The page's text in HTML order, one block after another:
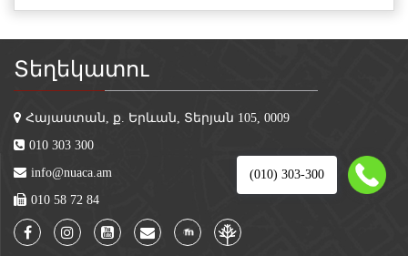
(010) 303-300
Տեղեկատու
Հայաստան, ք. Երևան, Տերյան 105, 0009
010 303 300
info@nuaca.am
010 58 72 84